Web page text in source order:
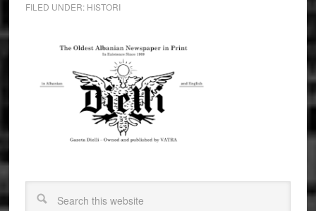
FILED UNDER: HISTORI